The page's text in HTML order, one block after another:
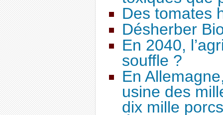
Des tomates
Désherber
En 2040,
souffle ?
En
usine des
dix mille